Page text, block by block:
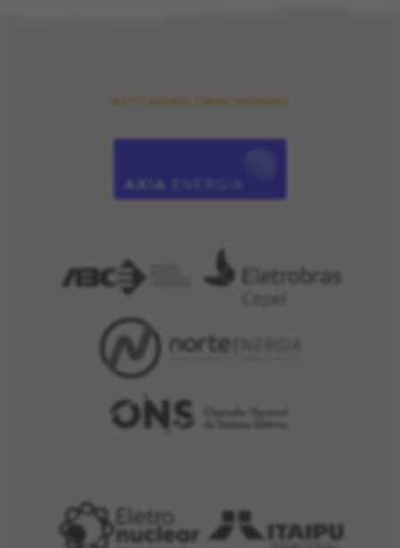
INSTITUIDORES E MANTENEDORES